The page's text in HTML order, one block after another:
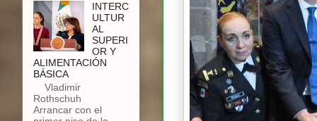
INTERC
ULTUR
AL
SUPERI
OR Y
ALIMENTACIÓN
BÁSICA
Vladimir
Rothschuh
Arrancar con el